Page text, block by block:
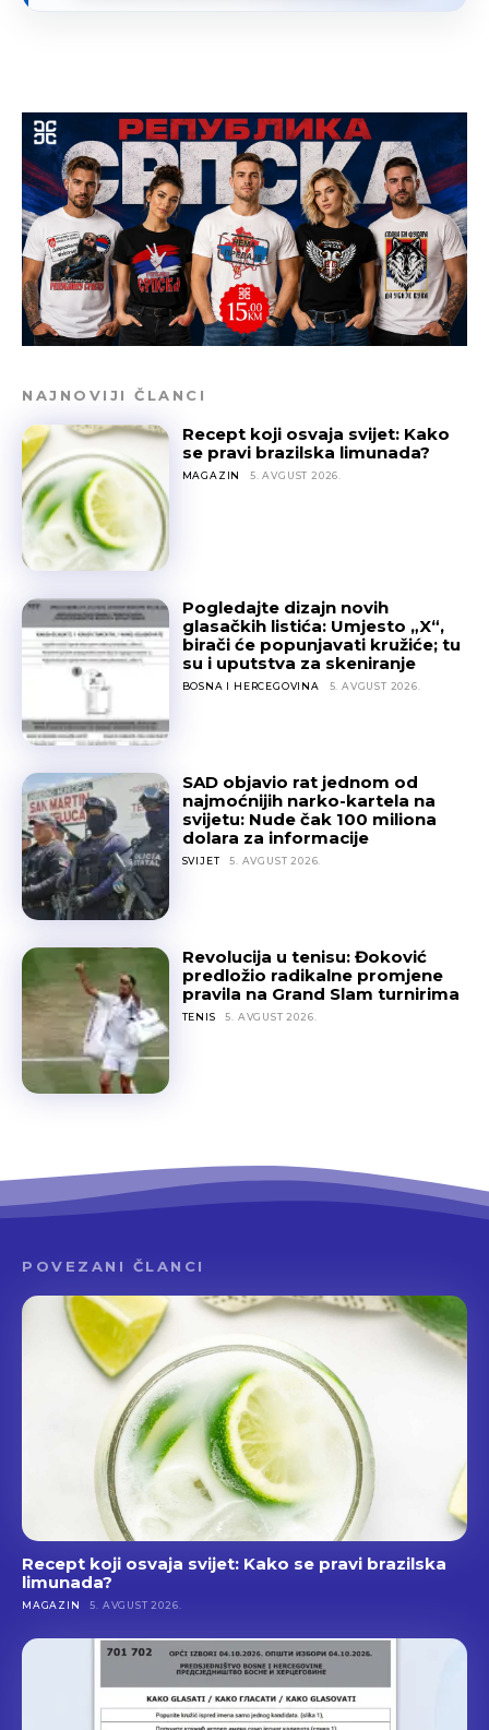
NAJNOVIJI ČLANCI
Recept koji osvaja svijet: Kako
se pravi brazilska limunada?
MAGAZIN 5. AVGUST 2026.
Pogledajte dizajn novih
glasačkih listića: Umjesto „X“,
birači će popunjavati kružiće; tu
su i uputstva za skeniranje
BOSNA I HERCEGOVINA 5. AVGUST 2026.
SAD objavio rat jednom od
najmoćnijih narko-kartela na
svijetu: Nude čak 100 miliona
dolara za informacije
SVIJET 5. AVGUST 2026.
Revolucija u tenisu: Đoković
predložio radikalne promjene
pravila na Grand Slam turnirima
TENIS 5. AVGUST 2026.
POVEZANI ČLANCI
Recept koji osvaja svijet: Kako se pravi brazilska
limunada?
MAGAZIN 5. AVGUST 2026.